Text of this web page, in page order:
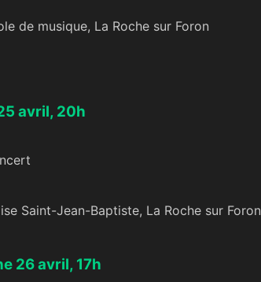
de musique, La Roche sur Foron
avril, 20h
Saint-Jean-Baptiste, La Roche sur Foron
26 avril, 17h